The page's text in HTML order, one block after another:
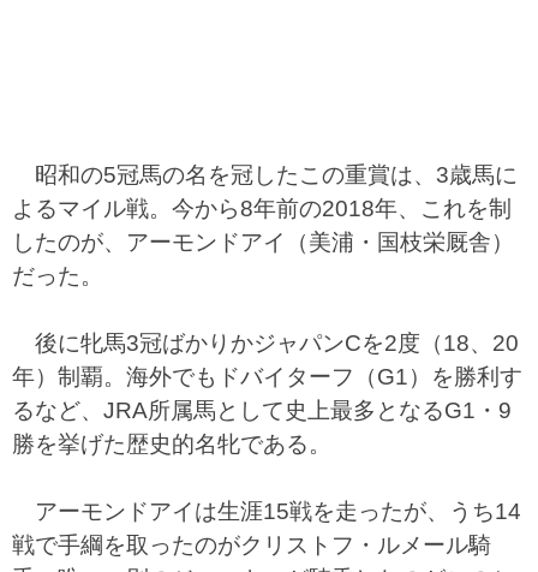
昭和の5冠馬の名を冠したこの重賞は、3歳馬に
よるマイル戦。今から8年前の2018年、これを制
したのが、アーモンドアイ（美浦・国枝栄厩舎）
だった。
後に牝馬3冠ばかりかジャパンCを2度（18、20
年）制覇。海外でもドバイターフ（G1）を勝利す
るなど、JRA所属馬として史上最多となるG1・9
勝を挙げた歴史的名牝である。
アーモンドアイは生涯15戦を走ったが、うち14
戦で手綱を取ったのがクリストフ・ルメール騎